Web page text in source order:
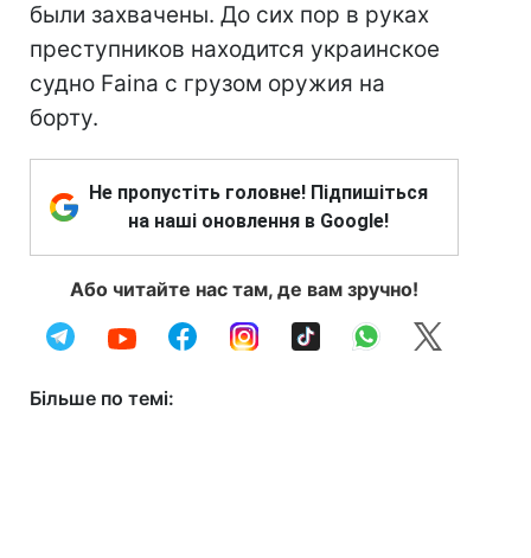
были захвачены. До сих пор в руках
преступников находится украинское
судно Faina с грузом оружия на
борту.
Не пропустіть головне! Підпишіться
на наші оновлення в Google!
Або читайте нас там, де вам зручно!
Більше по темі: